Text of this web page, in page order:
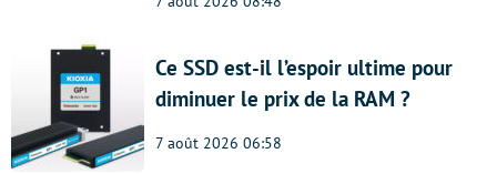
Ce SSD est-il l’espoir ultime pour
diminuer le prix de la RAM ?
7 août 2026 06:58